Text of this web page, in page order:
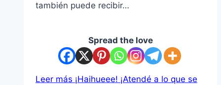
también puede recibir…
Spread the love
Leer más ¡Haihueee! ¡Atendé a lo que se